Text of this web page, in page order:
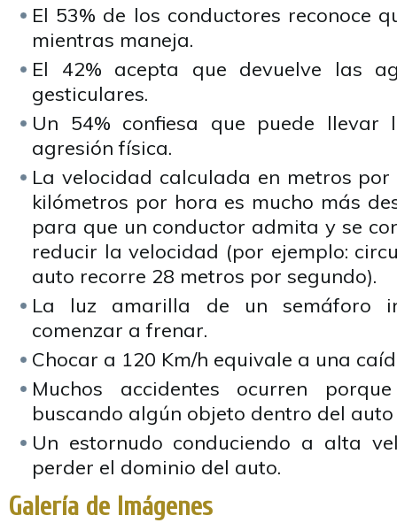
El 53% de los conductores reconoce
mientras maneja.
El 42% acepta que devuelve las
gesticulares.
Un 54% confiesa que puede llevar
agresión física.
La velocidad calculada en metros
kilómetros por hora es mucho más
para que un conductor admita y se
reducir la velocidad (por ejemplo:
auto recorre 28 metros por segundo).
La luz amarilla de un semáforo
comenzar a frenar.
Chocar a 120 Km/h equivale a una
Muchos accidentes ocurren
buscando algún objeto dentro del
Un estornudo conduciendo a alta
perder el dominio del auto.
Galería de Imágenes